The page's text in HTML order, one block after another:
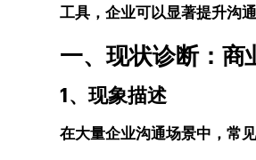
工具，企业可以显著提升沟
一、现状诊断：商
1、现象描述
在大量企业沟通场景中，常